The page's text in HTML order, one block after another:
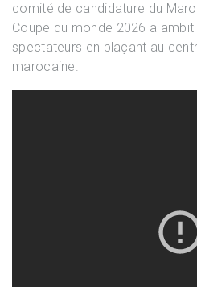
comité de candidature du
Coupe du monde 2026 a
spectateurs en plaçant au
marocaine.